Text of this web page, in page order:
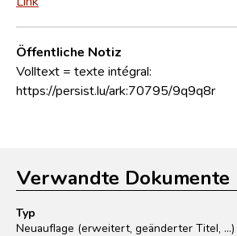
Öffentliche Notiz
Volltext = texte intégral:
https://persist.lu/ark:70795/9q9q8r
Verwandte Dokumente
Typ
Neuauflage (erweitert, geänderter Titel, ...)